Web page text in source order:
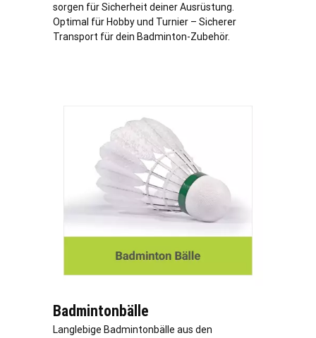
sorgen für Sicherheit deiner Ausrüstung.
Optimal für Hobby und Turnier – Sicherer
Transport für dein Badminton-Zubehör.
Badmintonbälle
Langlebige Badmintonbälle aus den